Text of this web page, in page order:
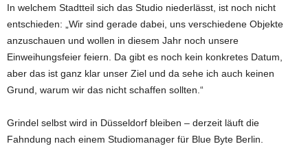
In welchem Stadtteil sich das Studio niederlässt, ist noch nicht
entschieden: „Wir sind gerade dabei, uns verschiedene Objekte
anzuschauen und wollen in diesem Jahr noch unsere
Einweihungsfeier feiern. Da gibt es noch kein konkretes Datum,
aber das ist ganz klar unser Ziel und da sehe ich auch keinen
Grund, warum wir das nicht schaffen sollten.“
Grindel selbst wird in Düsseldorf bleiben – derzeit läuft die
Fahndung nach einem Studiomanager für Blue Byte Berlin.